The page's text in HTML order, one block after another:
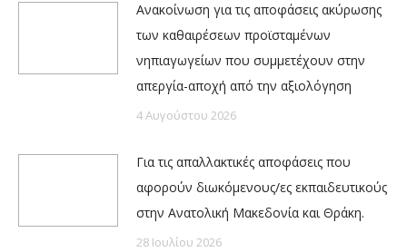
Ανακοίνωση για τις αποφάσεις ακύρωσης
των καθαιρέσεων προϊσταμένων
νηπιαγωγείων που συμμετέχουν στην
απεργία-αποχή από την αξιολόγηση
4 Αυγούστου 2026
Για τις απαλλακτικές αποφάσεις που
αφορούν διωκόμενους/ες εκπαιδευτικούς
στην Ανατολική Μακεδονία και Θράκη.
28 Ιουλίου 2026